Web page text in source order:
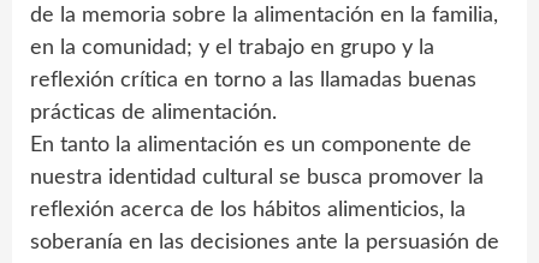
de la memoria sobre la alimentación en la familia,
en la comunidad; y el trabajo en grupo y la
reflexión crítica en torno a las llamadas buenas
prácticas de alimentación.
En tanto la alimentación es un componente de
nuestra identidad cultural se busca promover la
reflexión acerca de los hábitos alimenticios, la
soberanía en las decisiones ante la persuasión de